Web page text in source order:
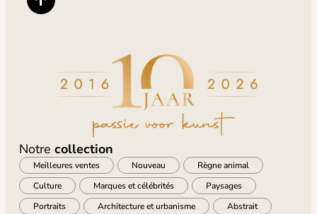
Notre collection
Meilleures ventes Nouveau
Règne animal
Culture
Marques et célébrités
Paysages
Portraits
Architecture et urbanisme Abstrait